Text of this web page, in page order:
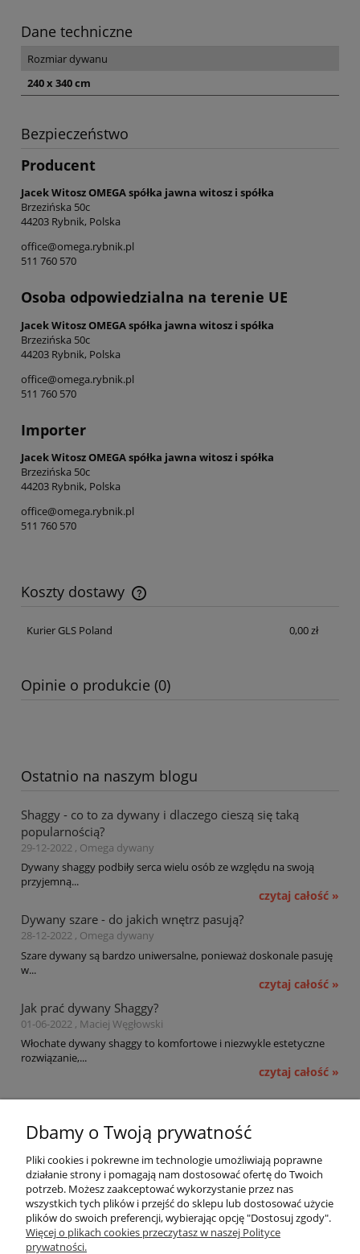
Dane techniczne
Rozmiar dywanu
240 x 340 cm
Bezpieczeństwo
Producent
Jacek Witosz OMEGA spółka jawna witosz i spółka
Brzezińska 50c
44203 Rybnik, Polska
office@omega.rybnik.pl
511 760 570
Osoba odpowiedzialna na terenie UE
Jacek Witosz OMEGA spółka jawna witosz i spółka
Brzezińska 50c
44203 Rybnik, Polska
office@omega.rybnik.pl
511 760 570
Importer
Jacek Witosz OMEGA spółka jawna witosz i spółka
Brzezińska 50c
44203 Rybnik, Polska
office@omega.rybnik.pl
511 760 570
Koszty dostawy
Cena nie zawiera ewentualnych kosztów płatności
Kurier GLS Poland
0,00 zł
Opinie o produkcie (0)
Ostatnio na naszym blogu
Shaggy - co to za dywany i dlaczego cieszą się taką
popularnością?
29-12-2022 , Omega dywany
Dywany shaggy podbiły serca wielu osób ze względu na swoją
przyjemną...
czytaj całość »
Dywany szare - do jakich wnętrz pasują?
28-12-2022 , Omega dywany
Szare dywany są bardzo uniwersalne, ponieważ doskonale pasuję
w...
czytaj całość »
Jak prać dywany Shaggy?
01-06-2022 , Maciej Węgłowski
Włochate dywany shaggy to komfortowe i niezwykle estetyczne
rozwiązanie,...
czytaj całość »
Płatności i dostawa
Informacje
Dbamy o Twoją prywatność
Pliki cookies i pokrewne im technologie umożliwiają poprawne
działanie strony i pomagają nam dostosować ofertę do Twoich
potrzeb. Możesz zaakceptować wykorzystanie przez nas
wszystkich tych plików i przejść do sklepu lub dostosować użycie
plików do swoich preferencji, wybierając opcję "Dostosuj zgody".
Więcej o plikach cookies przeczytasz w naszej Polityce
prywatności.